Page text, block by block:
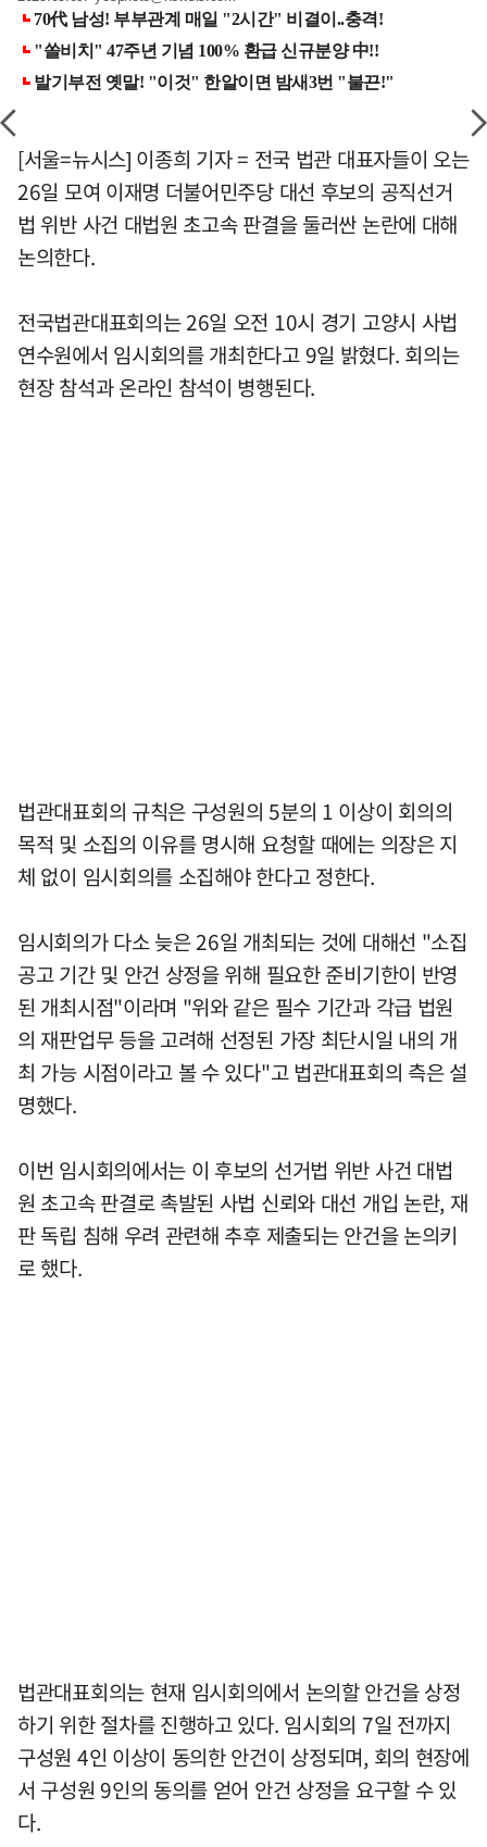
[서울=뉴시스] 이종희 기자 = 전국 법관 대표자들이 오는
26일 모여 이재명 더불어민주당 대선 후보의 공직선거
법 위반 사건 대법원 초고속 판결을 둘러싼 논란에 대해
논의한다.
전국법관대표회의는 26일 오전 10시 경기 고양시 사법
연수원에서 임시회의를 개최한다고 9일 밝혔다. 회의는
현장 참석과 온라인 참석이 병행된다.
법관대표회의 규칙은 구성원의 5분의 1 이상이 회의의
목적 및 소집의 이유를 명시해 요청할 때에는 의장은 지
체 없이 임시회의를 소집해야 한다고 정한다.
임시회의가 다소 늦은 26일 개최되는 것에 대해선 "소집
공고 기간 및 안건 상정을 위해 필요한 준비기한이 반영
된 개최시점"이라며 "위와 같은 필수 기간과 각급 법원
의 재판업무 등을 고려해 선정된 가장 최단시일 내의 개
최 가능 시점이라고 볼 수 있다"고 법관대표회의 측은 설
명했다.
이번 임시회의에서는 이 후보의 선거법 위반 사건 대법
원 초고속 판결로 촉발된 사법 신뢰와 대선 개입 논란, 재
판 독립 침해 우려 관련해 추후 제출되는 안건을 논의키
로 했다.
법관대표회의는 현재 임시회의에서 논의할 안건을 상정
하기 위한 절차를 진행하고 있다. 임시회의 7일 전까지
구성원 4인 이상이 동의한 안건이 상정되며, 회의 현장에
서 구성원 9인의 동의를 얻어 안건 상정을 요구할 수 있
다.